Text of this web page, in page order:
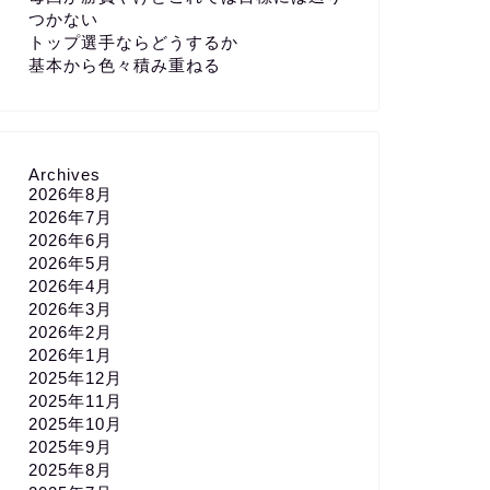
つかない
トップ選手ならどうするか
基本から色々積み重ねる
Archives
2026年8月
2026年7月
2026年6月
2026年5月
2026年4月
2026年3月
2026年2月
2026年1月
2025年12月
2025年11月
2025年10月
2025年9月
2025年8月